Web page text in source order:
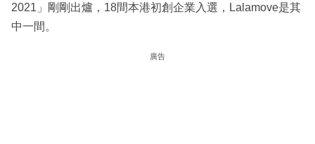
2021」剛剛出爐，18間本港初創企業入選，Lalamove是其
中一間。
廣告